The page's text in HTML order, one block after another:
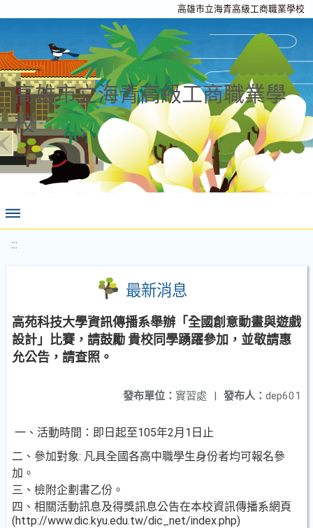
高雄市立海青高級工商職業學校
高雄市立海青高級工商職業學
校
:::
最新消息
高苑科技大學資訊傳播系舉辦「全國創意動畫與遊戲
設計」比賽，請鼓勵 貴校同學踴躍參加，並敬請惠
允公告，請查照。
發布人： dep601
發布單位： 實習處 |
一、活動時間：即日起至105年2月1日止
二、參加對象: 凡具全國各高中職學生身份者均可報名參
加。
三、檢附企劃書乙份。
四、相關活動訊息及得獎訊息公告在本校資訊傳播系網頁
(http://www.dic.kyu.edu.tw/dic_net/index.php)